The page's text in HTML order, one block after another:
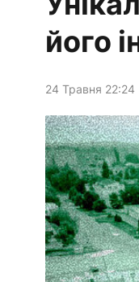
його
24 Травня 22:24